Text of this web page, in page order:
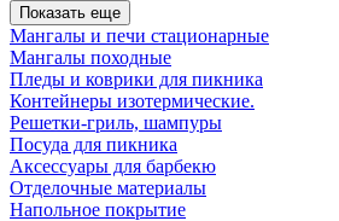
Показать еще
Мангалы и печи стационарные
Мангалы походные
Пледы и коврики для пикника
Контейнеры изотермические.
Решетки-гриль, шампуры
Посуда для пикника
Аксессуары для барбекю
Отделочные материалы
Напольное покрытие